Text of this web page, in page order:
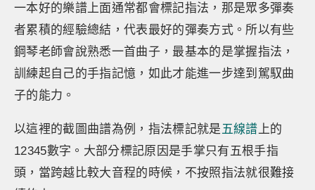
一本好的樂譜上面通常都會標記指法，那是眾多彈奏
者累積的經驗總結，代表最好的彈奏方式。所以有些
鋼琴老師會說熟悉一首曲子，最基本的是掌握指法，
訓練起自己的手指記憶，如此才能進一步達到駕馭曲
子的能力。
以這裡的截圖曲譜為例，指法標記就是 五線譜 上的
12345數字。大部分標記原因是手掌只有五根手指
頭，當跨越比較大音程的時候，不按照指法就很難接